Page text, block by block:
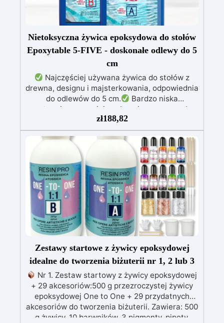
Nietoksyczna żywica epoksydowa do stołów
Epoxytable 5-FIVE - doskonałe odlewy do 5
cm
Najczęściej używana żywica do stołów z
drewna, designu i majsterkowania, odpowiednia
do odlewów do 5 cm.
Bardzo niska
egzotermia zapewniająca bezpieczną pracę bez
Odporna na zarysowania i
żółknięcie dzięki filtrom UV i wysokiej jakości
mechanicznej.
Niska lepkość, eliminująca
pęcherzyki powietrza i zapewniająca gładkie
wykończenie.
Bezpieczna i nietoksyczna,
wolna od BPA/VOC, certyfikowana do
długotrwałego kontaktu ze skórą.
zł188,82
Zestawy startowe z żywicy epoksydowej
idealne do tworzenia biżuterii nr 1, 2 lub 3
Nr 1. Zestaw startowy z żywicy epoksydowej
+ 29 akcesoriów:500 g przezroczystej żywicy
epoksydowej One to One + 29 przydatnych
akcesoriów do tworzenia biżuterii. Zawiera: 500
g żywicy, 10 barwników, 3 pigmenty, pipety,